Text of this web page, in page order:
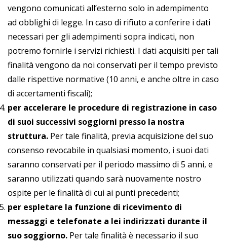
vengono comunicati all’esterno solo in adempimento
ad obblighi di legge. In caso di rifiuto a conferire i dati
necessari per gli adempimenti sopra indicati, non
potremo fornirle i servizi richiesti. I dati acquisiti per tali
finalità vengono da noi conservati per il tempo previsto
dalle rispettive normative (10 anni, e anche oltre in caso
di accertamenti fiscali);
per accelerare le procedure di registrazione in caso
di suoi successivi soggiorni presso la nostra
struttura. Per tale finalità, previa acquisizione del suo
consenso revocabile in qualsiasi momento, i suoi dati
saranno conservati per il periodo massimo di 5 anni, e
saranno utilizzati quando sarà nuovamente nostro
ospite per le finalità di cui ai punti precedenti;
per espletare la funzione di ricevimento di
messaggi e telefonate a lei indirizzati durante il
suo soggiorno. Per tale finalità è necessario il suo